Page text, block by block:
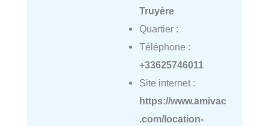
Truyère
Quartier :
Téléphone :
+33625746011
Site internet :
https://www.amivac
.com/location-